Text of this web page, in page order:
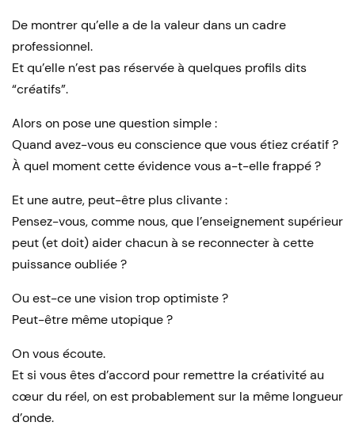
De montrer qu’elle a de la valeur dans un cadre
professionnel.
Et qu’elle n’est pas réservée à quelques profils dits
“créatifs”.
Alors on pose une question simple :
Quand avez-vous eu conscience que vous étiez créatif ?
À quel moment cette évidence vous a-t-elle frappé ?
Et une autre, peut-être plus clivante :
Pensez-vous, comme nous, que l’enseignement supérieur
peut (et doit) aider chacun à se reconnecter à cette
puissance oubliée ?
Ou est-ce une vision trop optimiste ?
Peut-être même utopique ?
On vous écoute.
Et si vous êtes d’accord pour remettre la créativité au
cœur du réel, on est probablement sur la même longueur
d’onde.